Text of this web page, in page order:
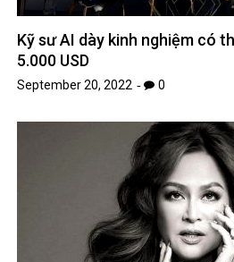
Kỹ sư AI dày kinh nghiệm có
5.000 USD
September 20, 2022 0